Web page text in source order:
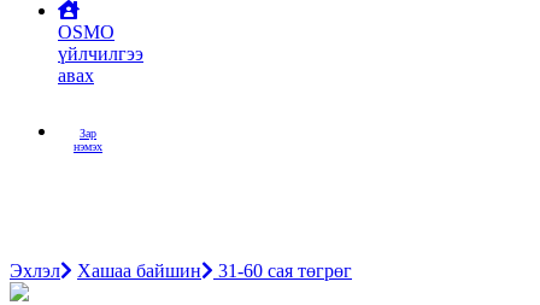
OSMO
үйлчилгээ
авах
Зар
нэмэх
Эхлэл Хашаа байшин 31-60 сая төгрөг